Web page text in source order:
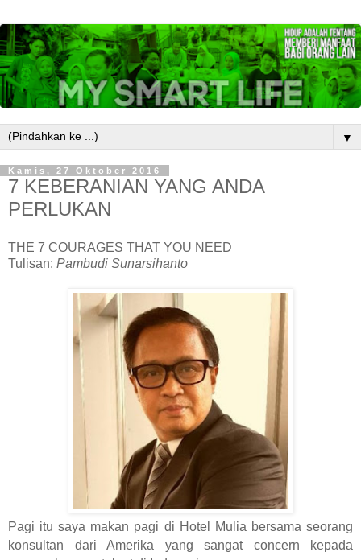
▼
Kamis, 27 Oktober 2016
7 KEBERANIAN YANG ANDA
PERLUKAN
THE 7 COURAGES THAT YOU NEED
Tulisan: Pambudi Sunarsihanto
Pagi itu saya makan pagi di Hotel Mulia bersama seorang
konsultan dari Amerika yang sangat concern kepada